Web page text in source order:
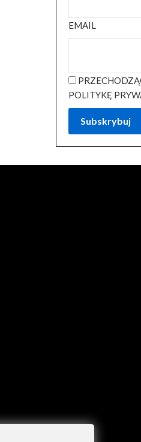
EMAIL
POLITYKĘ